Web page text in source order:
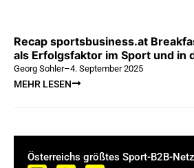
Recap sportsbusiness.at
als Erfolgsfaktor im Sport und in
Georg Sohler–4. September 2025
MEHR LESEN
Österreichs größtes Sport-B2B-